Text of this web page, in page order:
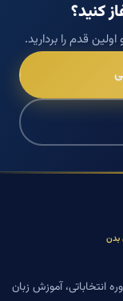
کنید؟
قدم را بردارید.
بدن
انتخاباتی، آموزش زبان